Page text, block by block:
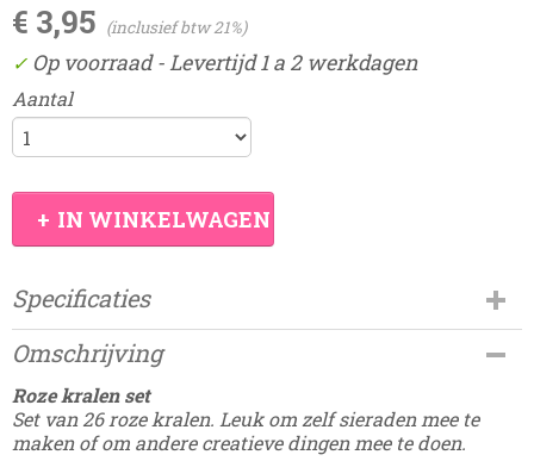
€ 3,95 (inclusief btw 21%)
✓ Op voorraad- Levertijd 1 a 2 werkdagen
Aantal
IN WINKELWAGEN
Specificaties
Productcode
Damesdingetjes-305
Omschrijving
Roze kralen set
Set van 26 roze kralen. Leuk om zelf sieraden mee te
maken of om andere creatieve dingen mee te doen.